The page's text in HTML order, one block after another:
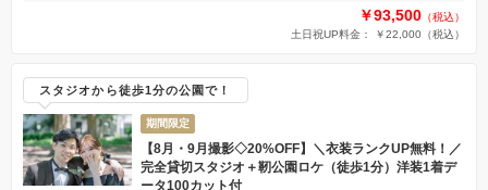
￥93,500 （税込）
土日祝UP料金： ￥22,000 （税込）
スタジオから徒歩1分の公園で！
期間限定
【8月・9月撮影◇20%OFF】＼衣装ランクUP無料！／
完全貸切スタジオ＋靭公園ロケ（徒歩1分）洋装1着デ
ータ100カット付